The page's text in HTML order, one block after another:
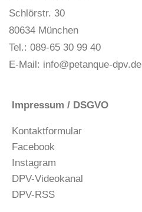
Schlörstr. 30
80634 München
Tel.: 089-65 30 99 40
E-Mail: info@petanque-dpv.de
Impressum / DSGVO
Kontaktformular
Facebook
Instagram
DPV-Videokanal
DPV-RSS